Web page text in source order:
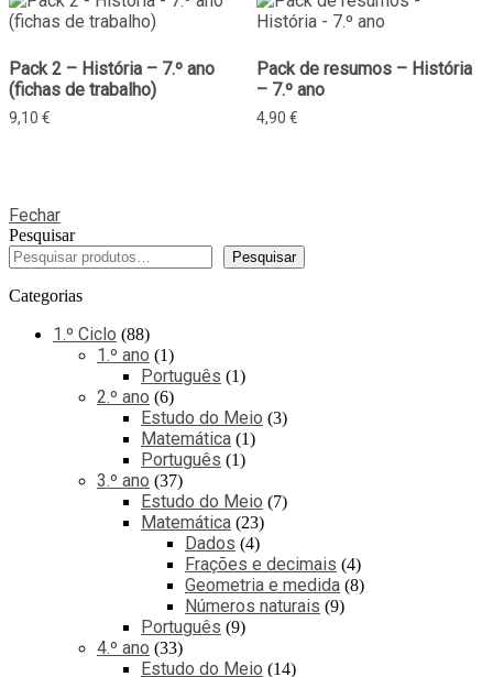
Pack 2 – História – 7.º ano
(fichas de trabalho)
9,10 €
Pack de resumos – História
– 7.º ano
4,90 €
Fechar
Pesquisar
Pesquisar
Categorias
1.º Ciclo 88
1.º ano 1
Português 1
2.º ano 6
Estudo do Meio 3
Matemática 1
Português 1
3.º ano 37
Estudo do Meio 7
Matemática 23
Dados 4
Frações e decimais 4
Geometria e medida 8
Números naturais 9
Português 9
4.º ano 33
Estudo do Meio 14